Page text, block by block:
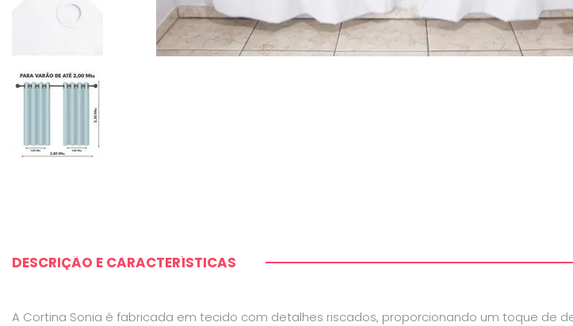
DESCRIÇÃO E CARACTERÍSTICAS
A Cortina Sonia é fabricada em tecido com detalhes riscados, proporcionando um toque de